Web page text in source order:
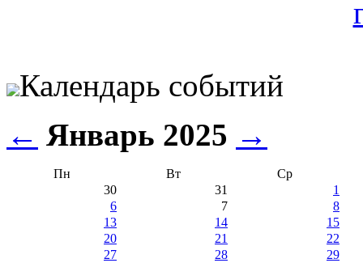
Календарь событий
← Январь 2025 →
Пн Вт
Ср
30
31
1
6
7
8
13
14
15
20
21
22
27
28 29